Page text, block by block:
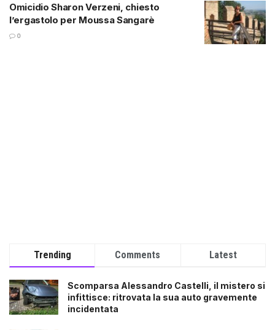
Omicidio Sharon Verzeni, chiesto
l’ergastolo per Moussa Sangarè
0
Trending Comments Latest
Scomparsa Alessandro Castelli, il mistero si
infittisce: ritrovata la sua auto gravemente
incidentata